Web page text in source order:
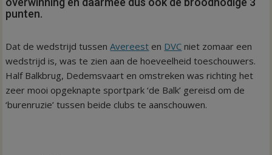
punten.
Dat de wedstrijd tussenAvereest en DVC niet zomaar een
wedstrijd is, was te zien aan de hoeveelheid toeschouwers.
Half Balkbrug, Dedemsvaart en omstreken was richting het
zeer mooi opgeknapte sportpark ‘de Balk’ gereisd om de
‘burenruzie’ tussen beide clubs te aanschouwen.